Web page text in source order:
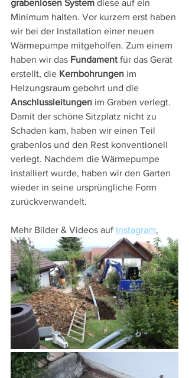
grabenlosen System diese auf ein
Minimum halten. Vor kurzem erst haben
wir bei der Installation einer neuen
Wärmepumpe mitgeholfen. Zum einem
haben wir das Fundament für das Gerät
erstellt, die Kernbohrungen im
Heizungsraum gebohrt und die
Anschlussleitungen im Graben verlegt.
Damit der schöne Sitzplatz nicht zu
Schaden kam, haben wir einen Teil
grabenlos und den Rest konventionell
verlegt. Nachdem die Wärmepumpe
installiert wurde, haben wir den Garten
wieder in seine ursprüngliche Form
zurückverwandelt.
Mehr Bilder & Videos auf Instagram.